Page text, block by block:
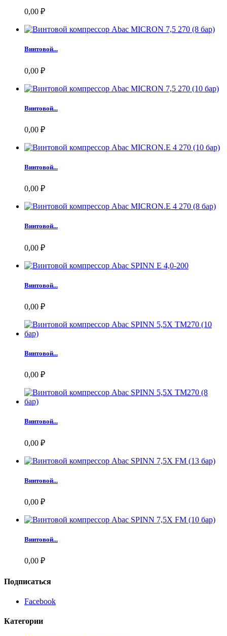
0,00 ₽
Винтовой...
0,00 ₽
Винтовой...
0,00 ₽
Винтовой...
0,00 ₽
Винтовой...
0,00 ₽
Винтовой...
0,00 ₽
Винтовой...
0,00 ₽
Винтовой...
0,00 ₽
Винтовой...
0,00 ₽
Винтовой...
0,00 ₽
Подписаться
Facebook
Категории